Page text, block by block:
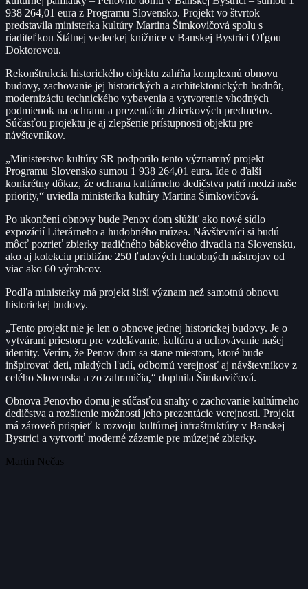
938 264,01 eura z Programu Slovensko. Projekt vo štvrtok
predstavila ministerka kultúry Martina Šimkovičová spolu s
riaditeľkou Štátnej vedeckej knižnice v Banskej Bystrici Oľgou
Doktorovou.
Rekonštrukcia historického objektu zahŕňa komplexnú obnovu
budovy, zachovanie jej historických a architektonických hodnôt,
modernizáciu technického vybavenia a vytvorenie vhodných
podmienok na ochranu a prezentáciu zbierkových predmetov.
Súčasťou projektu je aj zlepšenie prístupnosti objektu pre
návštevníkov.
„Ministerstvo kultúry SR podporilo tento významný projekt
Programu Slovensko sumou 1 938 264,01 eura. Ide o ďalší
konkrétny dôkaz, že ochrana kultúrneho dedičstva patrí medzi naše
priority,“ uviedla ministerka kultúry Martina Šimkovičová.
Po ukončení obnovy bude Penov dom slúžiť ako nové sídlo
expozícií Literárneho a hudobného múzea. Návštevníci si budú
môcť pozrieť zbierky tradičného bábkového divadla na Slovensku,
ako aj kolekciu približne 250 ľudových hudobných nástrojov od
viac ako 60 výrobcov.
Podľa ministerky má projekt širší význam než samotnú obnovu
historickej budovy.
„Tento projekt nie je len o obnove jednej historickej budovy. Je o
vytváraní priestoru pre vzdelávanie, kultúru a uchovávanie našej
identity. Verím, že Penov dom sa stane miestom, ktoré bude
inšpirovať deti, mladých ľudí, odbornú verejnosť aj návštevníkov z
celého Slovenska a zo zahraničia,“ doplnila Šimkovičová.
Obnova Penovho domu je súčasťou snahy o zachovanie kultúrneho
dedičstva a rozšírenie možností jeho prezentácie verejnosti. Projekt
má zároveň prispieť k rozvoju kultúrnej infraštruktúry v Banskej
Bystrici a vytvoriť moderné zázemie pre múzejné zbierky.
Martin Nečas